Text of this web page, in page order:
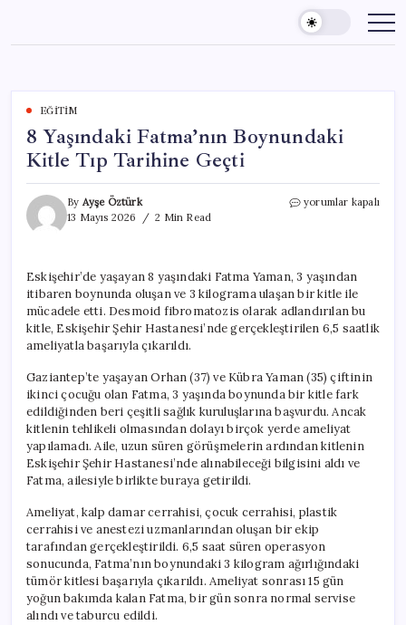
content
EĞITIM
8 Yaşındaki Fatma’nın Boynundaki
Kitle Tıp Tarihine Geçti
By Ayşe Öztürk
13 Mayıs 2026
2 Min Read
8
Tıp
Tarihine
Geçti
için
yorumlar kapalı
Eskişehir’de yaşayan 8 yaşındaki Fatma Yaman, 3 yaşından
itibaren boynunda oluşan ve 3 kilograma ulaşan bir kitle ile
mücadele etti. Desmoid fibromatozis olarak adlandırılan bu
kitle, Eskişehir Şehir Hastanesi’nde gerçekleştirilen 6,5 saatlik
ameliyatla başarıyla çıkarıldı.
Gaziantep’te yaşayan Orhan (37) ve Kübra Yaman (35) çiftinin
ikinci çocuğu olan Fatma, 3 yaşında boynunda bir kitle fark
edildiğinden beri çeşitli sağlık kuruluşlarına başvurdu. Ancak
kitlenin tehlikeli olmasından dolayı birçok yerde ameliyat
yapılamadı. Aile, uzun süren görüşmelerin ardından kitlenin
Eskişehir Şehir Hastanesi’nde alınabileceği bilgisini aldı ve
Fatma, ailesiyle birlikte buraya getirildi.
Ameliyat, kalp damar cerrahisi, çocuk cerrahisi, plastik
cerrahisi ve anestezi uzmanlarından oluşan bir ekip
tarafından gerçekleştirildi. 6,5 saat süren operasyon
sonucunda, Fatma’nın boynundaki 3 kilogram ağırlığındaki
tümör kitlesi başarıyla çıkarıldı. Ameliyat sonrası 15 gün
yoğun bakımda kalan Fatma, bir gün sonra normal servise
alındı ve taburcu edildi.